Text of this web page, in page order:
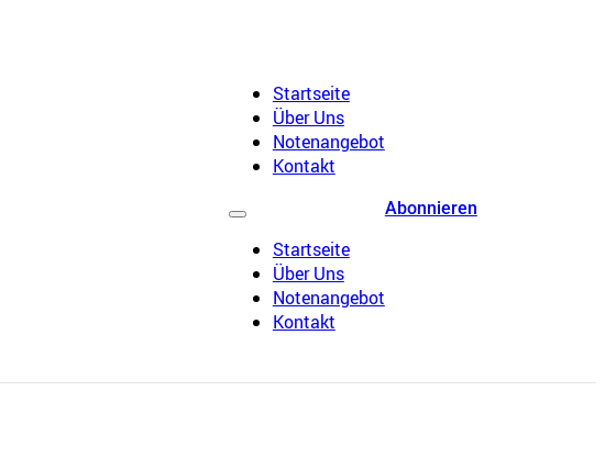
Startseite
Über Uns
Notenangebot
Kontakt
Startseite
Über Uns
Notenangebot
Kontakt
Abonnieren